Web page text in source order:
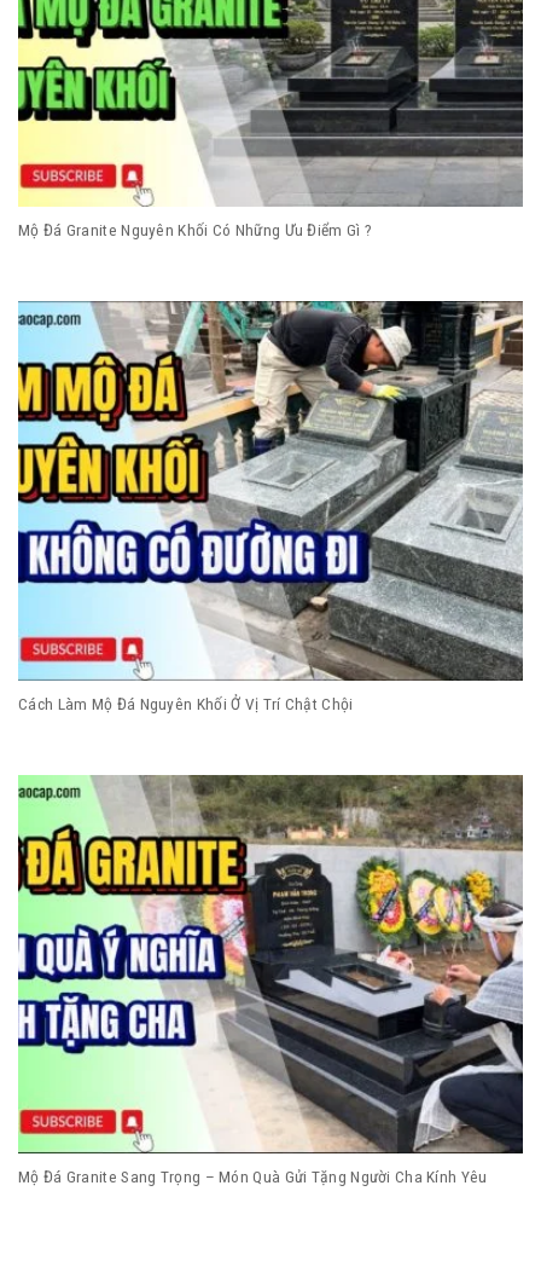
Mộ Đá Granite Nguyên Khối Có Những Ưu Điểm Gì ?
Cách Làm Mộ Đá Nguyên Khối Ở Vị Trí Chật Chội
Mộ Đá Granite Sang Trọng – Món Quà Gửi Tặng Người Cha Kính Yêu